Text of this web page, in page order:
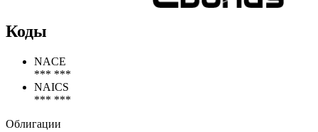
Коды
NACE
*** ***
NAICS
*** ***
Облигации